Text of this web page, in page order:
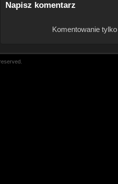
Napisz komentarz
Komentowanie